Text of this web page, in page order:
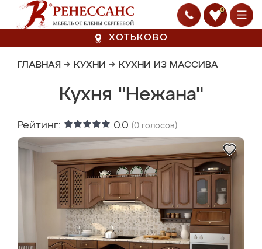
0
ХОТЬКОВО
ГЛАВНАЯ → КУХНИ → КУХНИ ИЗ МАССИВА
Кухня "Нежана"
Рейтинг: 0.0 (0 голосов)